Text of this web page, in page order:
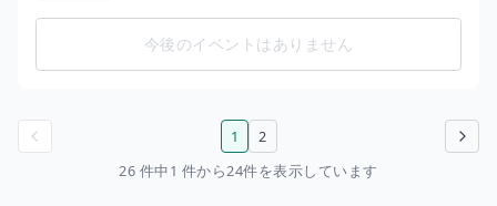
今後のイベントはありません
次のページ
1
2
26 件中1 件から24件を表示しています